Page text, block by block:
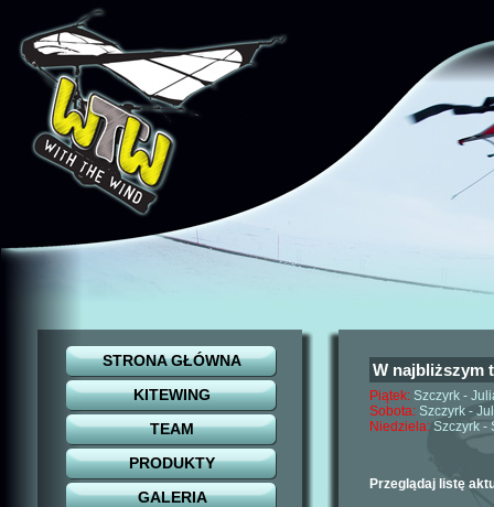
STRONA GŁÓWNA
KITEWING
TEAM
PRODUKTY
GALERIA
W najbliższym
Piątek: Szczyrk -
Sobota: Szczyrk -
Niedziela: Szczyrk -
Przeglądaj listę